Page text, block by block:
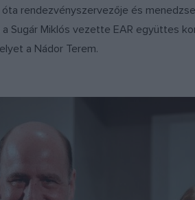
rendezvényszervezője és
Sugár Miklós vezette EAR együttes
a Nádor Terem.